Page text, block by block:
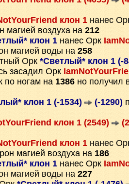
клон 1 нанес
магией воздуха на 212
клон 1 нанес Орк
магией воды на 258
Орк *Светлый* клон 1 (-
засадил Орк
по ногам на 1386 но получил
клон 1 (-1534) (-1290)
клон 1 (2549)
клон 1 нанес
магией воздуха на 186
клон 1 нанес Орк
магией воды на 227